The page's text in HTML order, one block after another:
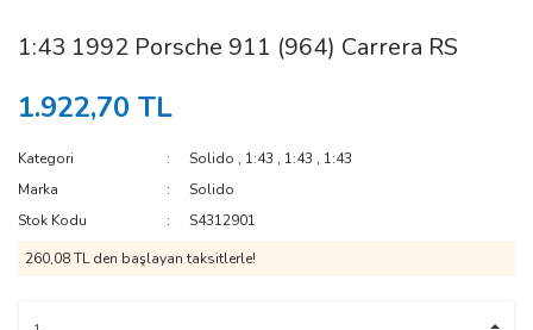
1:43 1992 Porsche 911 (964) Carrera RS
1.922,70 TL
Kategori Solido , 1:43 , 1:43 , 1:43
Marka
Solido
Stok Kodu
S4312901
260,08 TL den başlayan taksitlerle!